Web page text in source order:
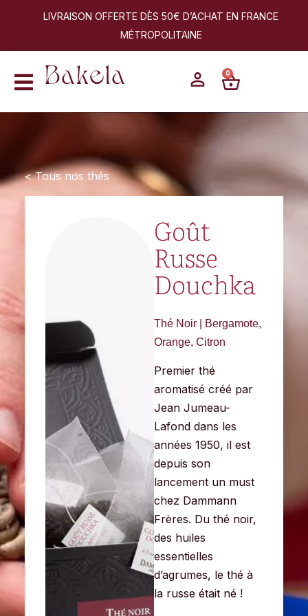
LIVRAISON OFFERTE DÈS 50€ D’ACHAT EN FRANCE
MÉTROPOLITAINE
0
< Tous nos thés
Goût
Russe
Douchka
Thé Noir | Bergamote,
Orange, Citron
Premier thé
aromatisé créé par
Jean Jumeau-
Lafond dans les
années 1950, il est
depuis son
lancement un must
chez Dammann
Frères. Du thé noir,
des huiles
essentielles
d’agrumes, le thé à
la russe était né !